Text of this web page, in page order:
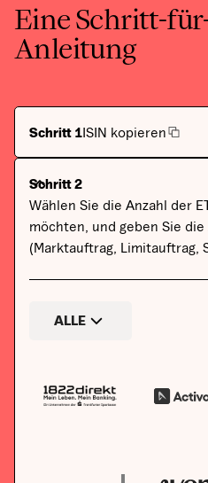
Eine Schritt-
Anleitung
Schritt 1ISIN kopieren
Schritt 2
Wählen Sie die Anzahl der
möchten, und geben Sie
(Marktauftrag, Limitauftrag,
ALLE